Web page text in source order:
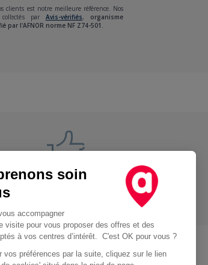
clients est notre meilleure référence. Nos
par Avis-vérifiés, organisme
par l'AFNOR norme NF Z74-501.
à Paris
soin
accompagner
visite pour vous proposer des offres et des
à vos centres d’intérêt. C'est OK pour vous ?
vos préférences par la suite, cliquez sur le lien